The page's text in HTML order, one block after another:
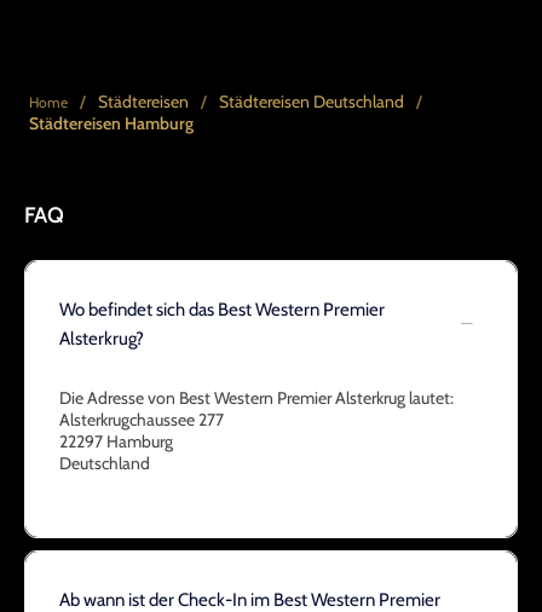
Home / Städtereisen / Städtereisen Deutschland
/
Städtereisen Hamburg
FAQ
Wo befindet sich das Best Western Premier
Alsterkrug?
Die Adresse von Best Western Premier Alsterkrug lautet:
Alsterkrugchaussee 277
22297 Hamburg
Deutschland
Ab wann ist der Check-In im Best Western Premier